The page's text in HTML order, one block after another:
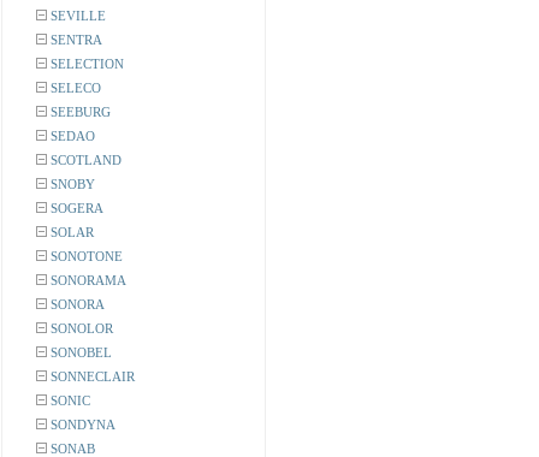
SEVILLE
SENTRA
SELECTION
SELECO
SEEBURG
SEDAO
SCOTLAND
SNOBY
SOGERA
SOLAR
SONOTONE
SONORAMA
SONORA
SONOLOR
SONOBEL
SONNECLAIR
SONIC
SONDYNA
SONAB